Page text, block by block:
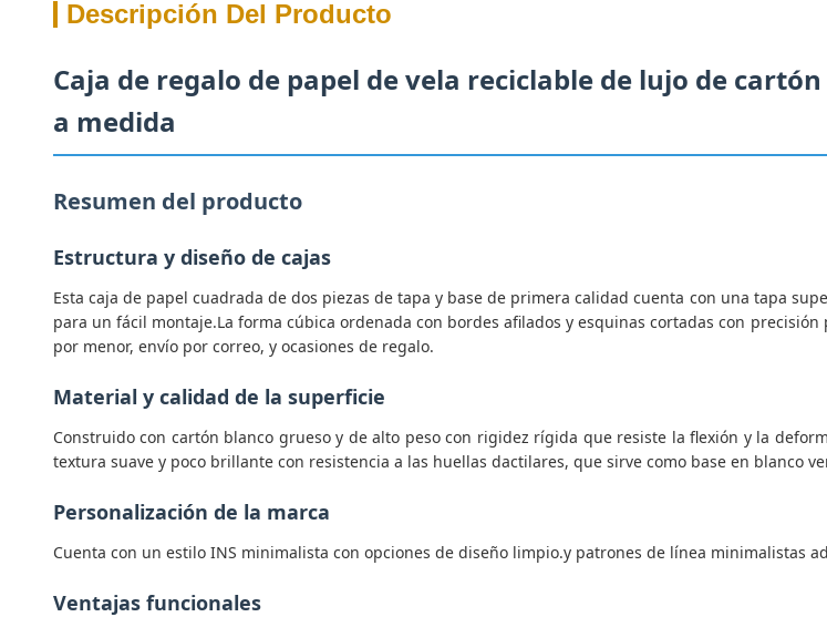
Descripción Del Producto
Caja de regalo de papel de vela reciclable de lujo de
a medida
Resumen del producto
Estructura y diseño de cajas
Esta caja de papel cuadrada de dos piezas de tapa y base de primera calidad cuenta con una tapa
para un fácil montaje.La forma cúbica ordenada con bordes afilados y esquinas cortadas con
por menor, envío por correo, y ocasiones de regalo.
Material y calidad de la superficie
Construido con cartón blanco grueso y de alto peso con rigidez rígida que resiste la flexión y la
textura suave y poco brillante con resistencia a las huellas dactilares, que sirve como base en blanco
Personalización de la marca
Cuenta con un estilo INS minimalista con opciones de diseño limpio.y patrones de línea minimalistas
Ventajas funcionales